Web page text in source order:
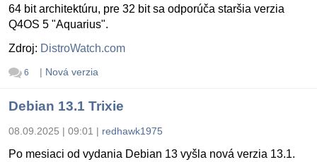
64 bit architektúru, pre 32 bit sa odporúča staršia verzia
Q4OS 5 "Aquarius".
Zdroj: DistroWatch.com
6 | Nová verzia
Debian 13.1 Trixie
08.09.2025 | 09:01 | redhawk1975
Po mesiaci od vydania Debian 13 vyšla nová verzia 13.1.